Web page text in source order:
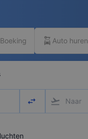
car_rental Auto huren
swap_horizontal
flight_takeoff